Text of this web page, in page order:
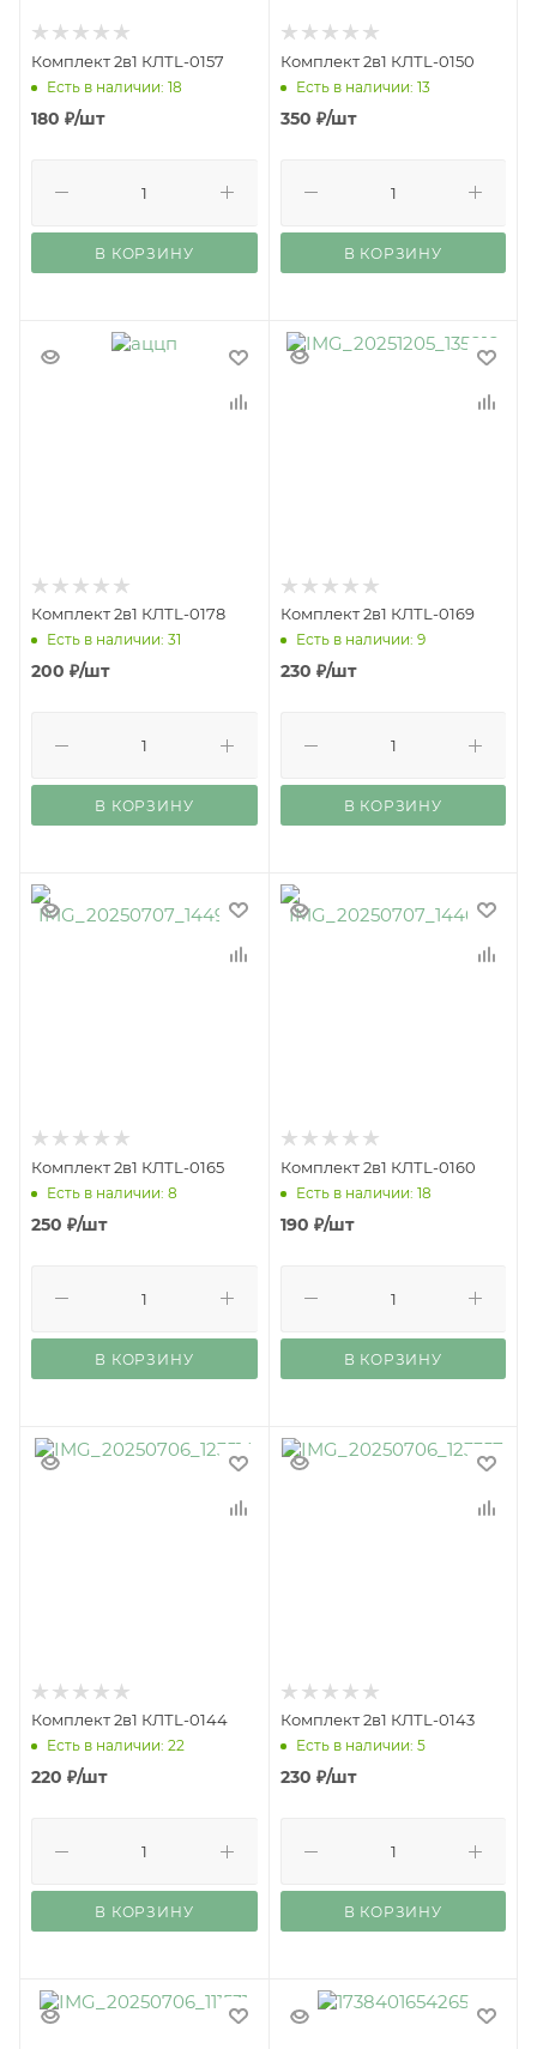
Комплект 2в1 КЛТL-0157
Есть в наличии: 18
180 ₽/шт
В КОРЗИНУ
Комплект 2в1 КЛТL-0150
Есть в наличии: 13
350 ₽/шт
В КОРЗИНУ
Комплект 2в1 КЛТL-0178
Есть в наличии: 31
200 ₽/шт
В КОРЗИНУ
Комплект 2в1 КЛТL-0169
Есть в наличии: 9
230 ₽/шт
В КОРЗИНУ
Комплект 2в1 КЛТL-0165
Есть в наличии: 8
250 ₽/шт
В КОРЗИНУ
Комплект 2в1 КЛТL-0160
Есть в наличии: 18
190 ₽/шт
В КОРЗИНУ
Комплект 2в1 КЛТL-0144
Есть в наличии: 22
220 ₽/шт
В КОРЗИНУ
Комплект 2в1 КЛТL-0143
Есть в наличии: 5
230 ₽/шт
В КОРЗИНУ